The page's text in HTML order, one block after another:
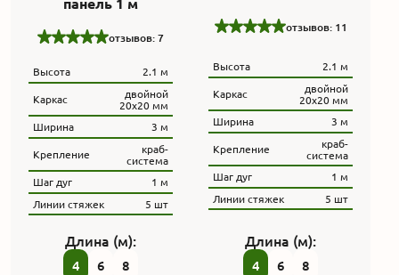
панель 1 м
отзывов: 7
Высота 2.1 м
Каркас
двойной
20x20 мм
Ширина
3 м
Крепление
краб-
система
Шаг дуг
1 м
Линии стяжек
5 шт
Длина (м):
4 6 8
отзывов: 11
Высота 2.1 м
Каркас
двойной
20x20 мм
Ширина
3 м
Крепление
краб-
система
Шаг дуг
1 м
Линии стяжек
5 шт
Длина (м):
4 6 8